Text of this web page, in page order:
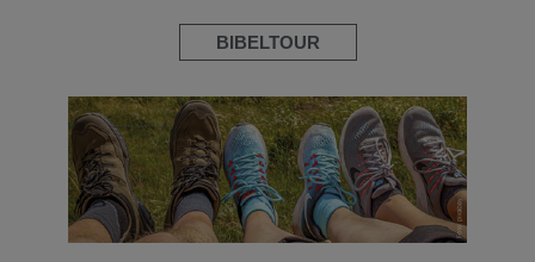
BIBELTOUR